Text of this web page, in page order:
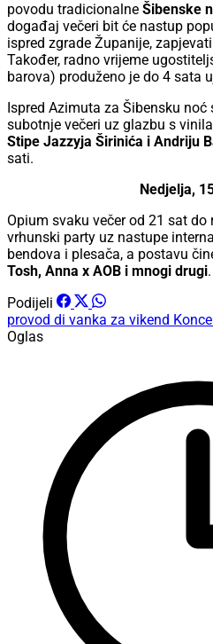
povodu tradicionalne Šibenske
događaj večeri bit će nastup
ispred zgrade Županije,
Također, radno vrijeme
barova) produženo je do 4 sata
Ispred Azimuta za Šibensku noć
subotnje večeri uz glazbu s
Stipe Jazzyja Širinića i Andriju
sati.
Nedjelja,
Opium svaku večer od 21 sat
vrhunski party uz nastupe
bendova i plesača, a postavu
Tosh, Anna x AOB i mnogi drugi.
Podijeli
provod di vanka za vikend
Oglas